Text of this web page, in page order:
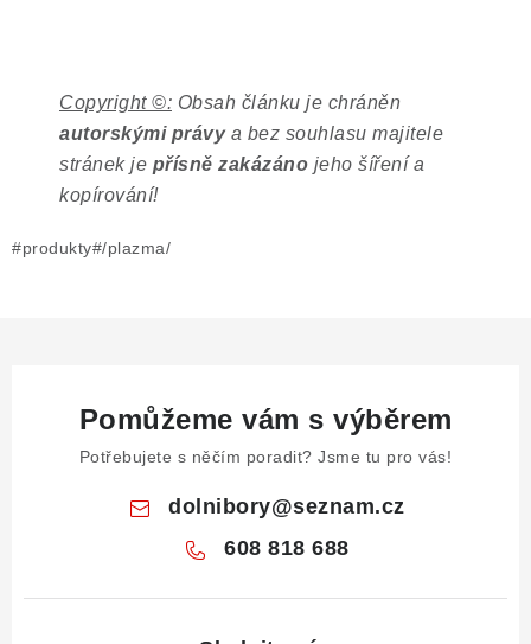
Copyright ©: Obsah článku je chráněn
autorskými právya bez souhlasu majitele
stránek je přísně zakázáno jeho šíření a
kopírování!
#produkty#/plazma/
Pomůžeme vám s výběrem
Potřebujete s něčím poradit? Jsme tu pro vás!
dolnibory@seznam.cz
608 818 688